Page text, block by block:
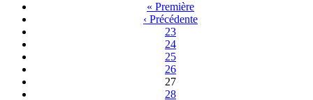
« Première
‹ Précédente
23
24
25
26
27
28